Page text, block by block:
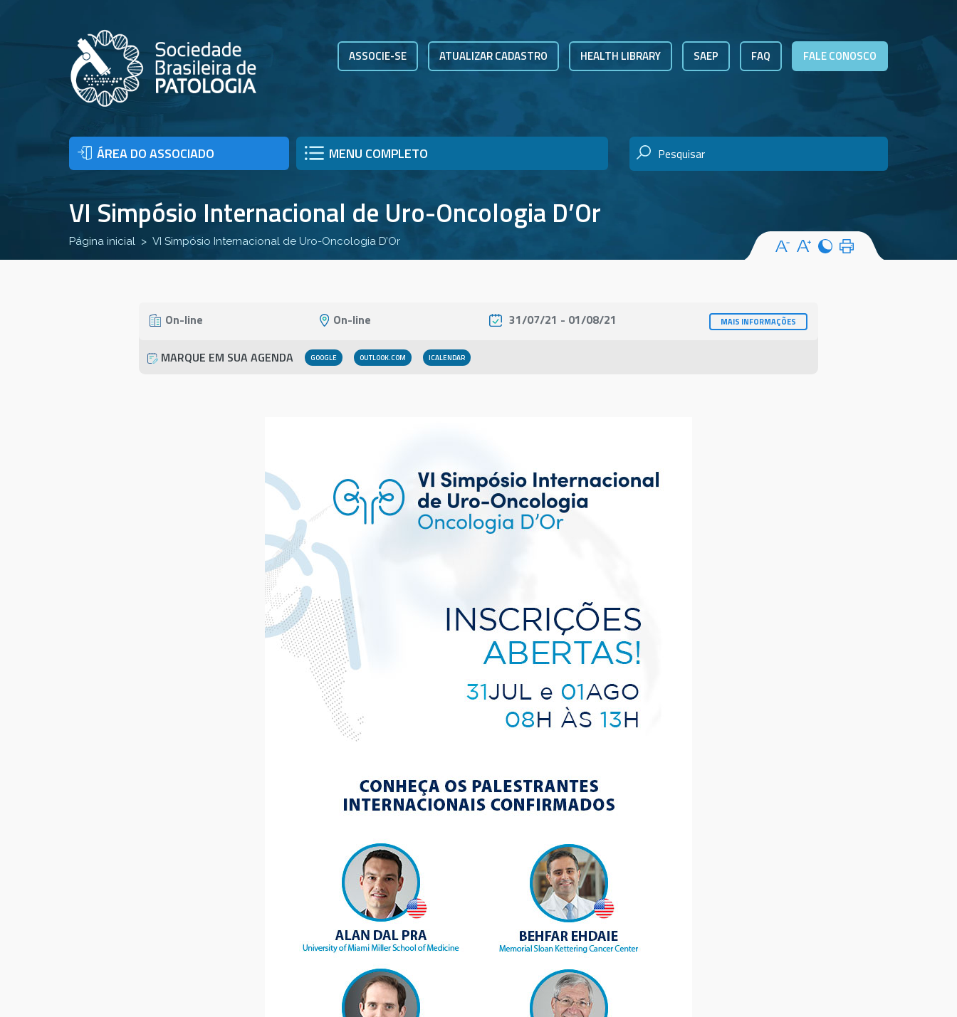
ASSOCIE-SE ATUALIZAR CADASTRO HEALTH LIBRARY SAEP FAQ FALE CONOSCO
ÁREA DO ASSOCIADO MENU COMPLETO
VI Simpósio Internacional de Uro-Oncologia D’Or
Página inicial VI Simpósio Internacional de Uro-Oncologia D’Or
On-line On-line 31/07/21 - 01/08/21 MAIS INFORMAÇÕES
MARQUE EM SUA AGENDA GOOGLE OUTLOOK.COM